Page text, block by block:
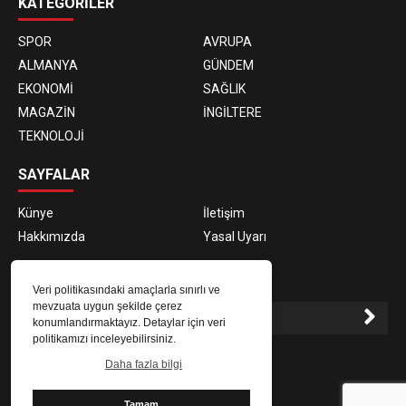
Veri politikasındaki amaçlarla sınırlı ve
mevzuata uygun şekilde çerez
konumlandırmaktayız. Detaylar için veri
politikamızı inceleyebilirsiniz.
Daha fazla bilgi
SPOR
AVRUPA
ALMANYA
GÜNDEM
EKONOMİ
SAĞLIK
MAGAZİN
İNGİLTERE
TEKNOLOJİ
SAYFALAR
Künye
İletişim
Hakkımızda
Yasal Uyarı